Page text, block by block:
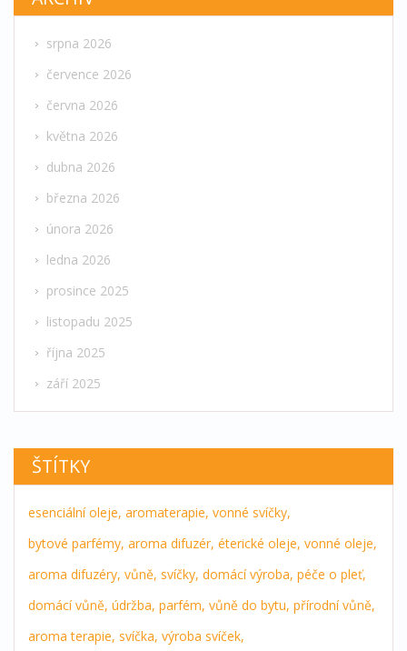
srpna 2026
července 2026
června 2026
května 2026
dubna 2026
března 2026
února 2026
ledna 2026
prosince 2025
listopadu 2025
října 2025
září 2025
ŠTÍTKY
esenciální oleje, aromaterapie, vonné svíčky,
bytové parfémy, aroma difuzér, éterické oleje, vonné oleje,
aroma difuzéry, vůně, svíčky, domácí výroba, péče o pleť,
domácí vůně, údržba, parfém, vůně do bytu, přírodní vůně,
aroma terapie, svíčka, výroba svíček,